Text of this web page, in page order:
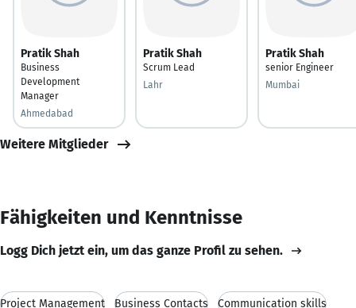
Pratik Shah
Business
Development
Manager
Ahmedabad
Pratik Shah
Scrum Lead
Lahr
Pratik Shah
senior Engineer
Mumbai
Weitere Mitglieder
Fähigkeiten und Kenntnisse
Logg Dich jetzt ein, um das ganze Profil zu sehen.
Project Management Business Contacts Communication skills